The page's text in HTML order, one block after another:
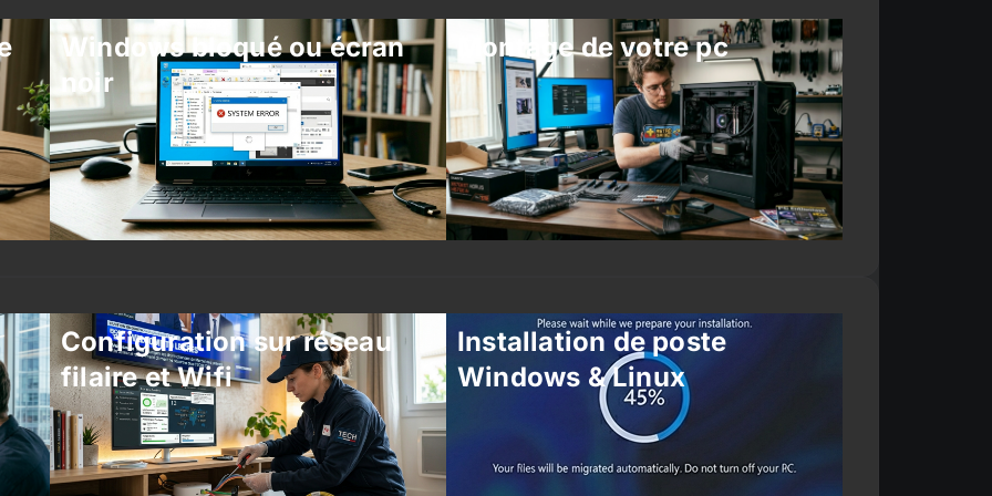
Windows bloqué ou écran
noir
Montage de votre pc
Configuration sur réseau
filaire et Wifi
Installation de poste
Windows & Linux